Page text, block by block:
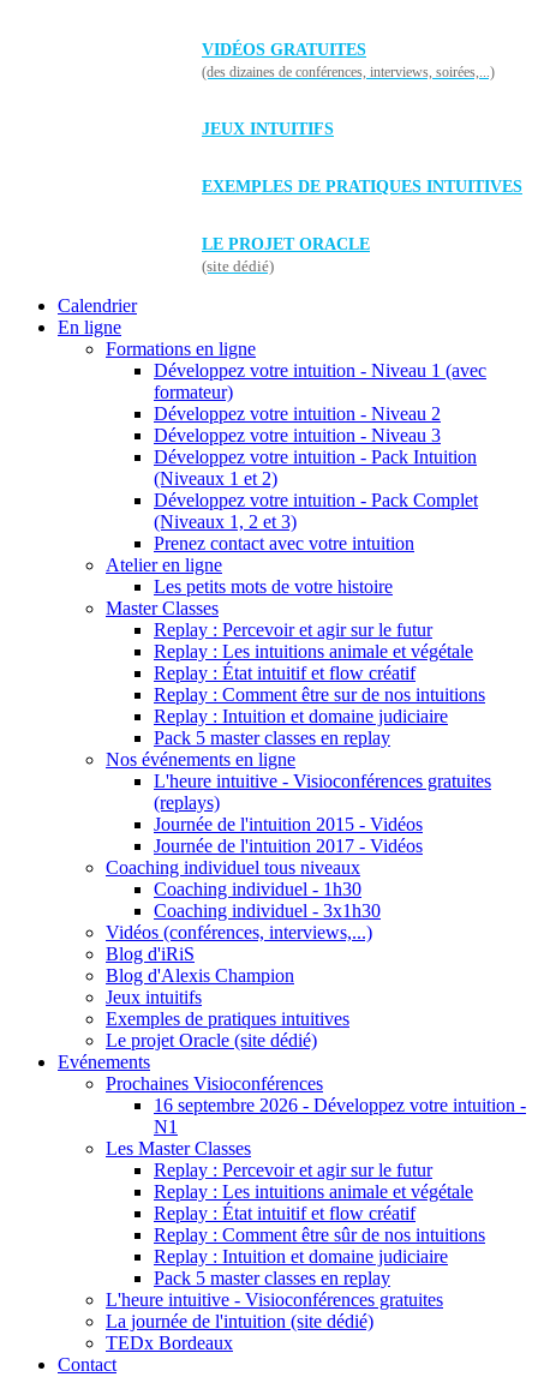
VIDÉOS GRATUITES
(des dizaines de conférences, interviews, soirées,...)
JEUX INTUITIFS
EXEMPLES DE PRATIQUES INTUITIVES
LE PROJET ORACLE
(site dédié)
Calendrier
En ligne
Formations en ligne
Développez votre intuition - Niveau 1 (avec
formateur)
Développez votre intuition - Niveau 2
Développez votre intuition - Niveau 3
Développez votre intuition - Pack Intuition
(Niveaux 1 et 2)
Développez votre intuition - Pack Complet
(Niveaux 1, 2 et 3)
Prenez contact avec votre intuition
Atelier en ligne
Les petits mots de votre histoire
Master Classes
Replay : Percevoir et agir sur le futur
Replay : Les intuitions animale et végétale
Replay : État intuitif et flow créatif
Replay : Comment être sur de nos intuitions
Replay : Intuition et domaine judiciaire
Pack 5 master classes en replay
Nos événements en ligne
L'heure intuitive - Visioconférences gratuites
(replays)
Journée de l'intuition 2015 - Vidéos
Journée de l'intuition 2017 - Vidéos
Coaching individuel tous niveaux
Coaching individuel - 1h30
Coaching individuel - 3x1h30
Vidéos (conférences, interviews,...)
Blog d'iRiS
Blog d'Alexis Champion
Jeux intuitifs
Exemples de pratiques intuitives
Le projet Oracle (site dédié)
Evénements
Prochaines Visioconférences
16 septembre 2026 - Développez votre intuition -
N1
Les Master Classes
Replay : Percevoir et agir sur le futur
Replay : Les intuitions animale et végétale
Replay : État intuitif et flow créatif
Replay : Comment être sûr de nos intuitions
Replay : Intuition et domaine judiciaire
Pack 5 master classes en replay
L'heure intuitive - Visioconférences gratuites
La journée de l'intuition (site dédié)
TEDx Bordeaux
Contact